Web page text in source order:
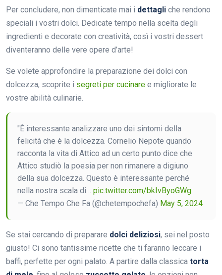
Per concludere, non dimenticate mai i dettagli che rendono
speciali i vostri dolci. Dedicate tempo nella scelta degli
ingredienti e decorate con creatività, così i vostri dessert
diventeranno delle vere opere d’arte!
Se volete approfondire la preparazione dei dolci con
dolcezza, scoprite i segreti per cucinare e migliorate le
vostre abilità culinarie.
"È interessante analizzare uno dei sintomi della
felicità che è la dolcezza. Cornelio Nepote quando
racconta la vita di Attico ad un certo punto dice che
Attico studiò la poesia per non rimanere a digiuno
della sua dolcezza. Questo è interessante perché
nella nostra scala di… pic.twitter.com/bkIvByoGWg
— Che Tempo Che Fa (@chetempochefa) May 5, 2024
Se stai cercando di preparare dolci deliziosi, sei nel posto
giusto! Ci sono tantissime ricette che ti faranno leccare i
baffi, perfette per ogni palato. A partire dalla classica torta